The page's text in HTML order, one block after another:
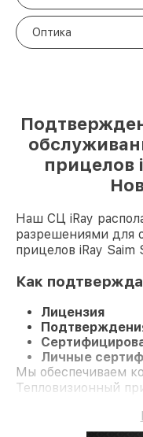
Оптика
прицелов
Наш СЦ iRay
разрешениями для
прицелов iRay Saim
Как
Лицензия
Личные
Мы обеспечиваем
Тепловизионный